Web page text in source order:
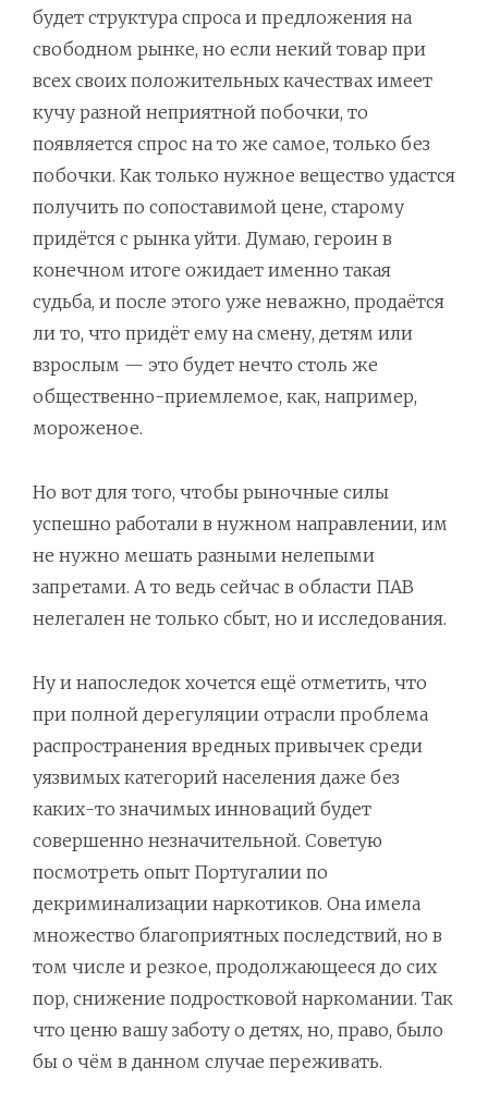
будет структура спроса и предложения на
свободном рынке, но если некий товар при
всех своих положительных качествах имеет
кучу разной неприятной побочки, то
появляется спрос на то же самое, только без
побочки. Как только нужное вещество удастся
получить по сопоставимой цене, старому
придётся с рынка уйти. Думаю, героин в
конечном итоге ожидает именно такая
судьба, и после этого уже неважно, продаётся
ли то, что придёт ему на смену, детям или
взрослым — это будет нечто столь же
общественно-приемлемое, как, например,
мороженое.
Но вот для того, чтобы рыночные силы
успешно работали в нужном направлении, им
не нужно мешать разными нелепыми
запретами. А то ведь сейчас в области ПАВ
нелегален не только сбыт, но и исследования.
Ну и напоследок хочется ещё отметить, что
при полной дерегуляции отрасли проблема
распространения вредных привычек среди
уязвимых категорий населения даже без
каких-то значимых инноваций будет
совершенно незначительной. Советую
посмотреть опыт Португалии по
декриминализации наркотиков. Она имела
множество благоприятных последствий, но в
том числе и резкое, продолжающееся до сих
пор, снижение подростковой наркомании. Так
что ценю вашу заботу о детях, но, право, было
бы о чём в данном случае переживать.